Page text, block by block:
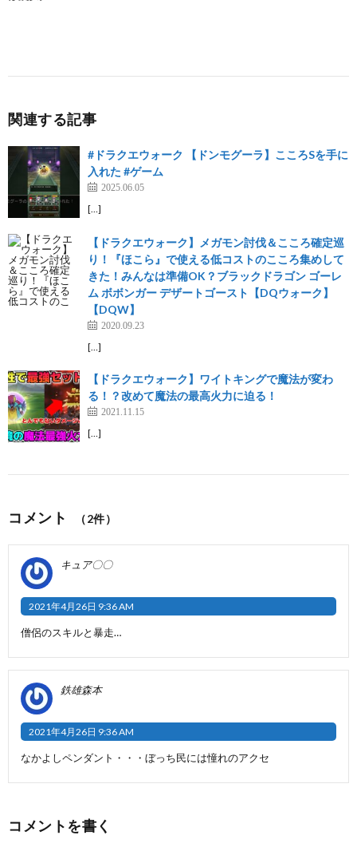
関連する記事
#ドラクエウォーク 【ドンモグーラ】こころSを手に
入れた #ゲーム
2025.06.05
[…]
【ドラクエウォーク】メガモン討伐＆こころ確定巡
り！『ほこら』で使える低コストのこころ集めして
きた！みんなは準備OK？ブラックドラゴン ゴーレ
ム ボボンガー デザートゴースト【DQウォーク】
【DQW】
2020.09.23
[…]
【ドラクエウォーク】ワイトキングで魔法が変わ
る！？改めて魔法の最高火力に迫る！
2021.11.15
[…]
コメント （2件）
キュア〇〇
2021年4月26日 9:36 AM
僧侶のスキルと暴走…
鉄雄森本
2021年4月26日 9:36 AM
なかよしペンダント・・・ぼっち民には憧れのアクセ
コメントを書く